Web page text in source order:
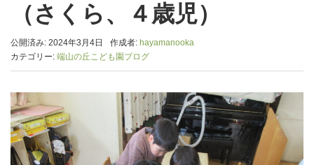
（さくら、４歳児）
公開済み: 2024年3月4日 作成者: hayamanooka
カテゴリー: 端山の丘こども園ブログ